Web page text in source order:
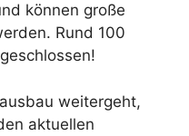
können große
Rund 100
weitergeht,
aktuellen